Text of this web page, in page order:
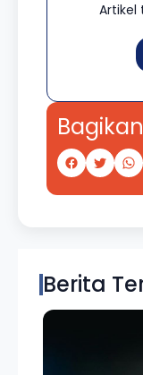
Artikel
Berita